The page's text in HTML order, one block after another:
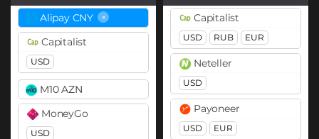
Binance Coin (BNB)
BEP20 BEP2
Bitcoin (BTC)
BTC BEP20 Lightning
Bitcoin Cash (BCH)
BitTorrent (BTT)
Alipay CNY ×
Capitalist
USD
M10 AZN
MoneyGo
USD
Cosmos (ATOM)
DASH
Dogecoin (DOGE)
DOGE
Polkadot (DOT)
DOT
Capitalist
USD RUB EUR
Neteller
USD
Payoneer
USD EUR